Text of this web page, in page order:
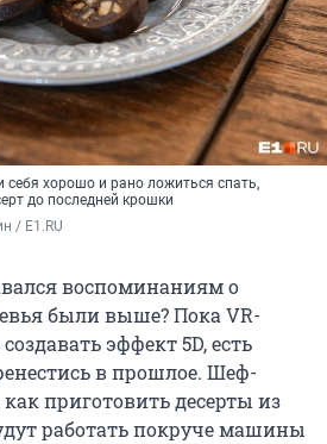
себя хорошо и рано ложиться спать,
до последней крошки
/ E1.RU
воспоминаниям о
были выше? Пока VR-
эффект 5D, есть
в прошлое. Шеф-
приготовить десерты из
работать покруче машины